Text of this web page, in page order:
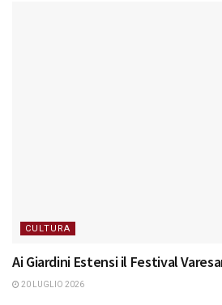
CULTURA
Ai Giardini Estensi il Festival
20 LUGLIO 2026